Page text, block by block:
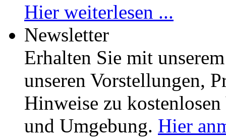
Hier weiterlesen ...
Newsletter
Erhalten Sie mit
unseren Vorstellungen,
Hinweise zu
und Umgebung. Hier